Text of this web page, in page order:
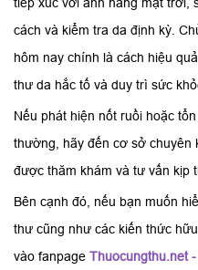
tiếp xúc với ánh nắng mặt trời,
cách và kiểm tra da định kỳ.
hôm nay chính là cách hiệu
thư da hắc tố và duy trì sức
Nếu phát hiện nốt ruồi hoặc
thường, hãy đến cơ sở chuyên
được thăm khám và tư vấn kịp
Bên cạnh đó, nếu bạn muốn
thư cũng như các kiến thức
vào fanpage Thuocungthu.net